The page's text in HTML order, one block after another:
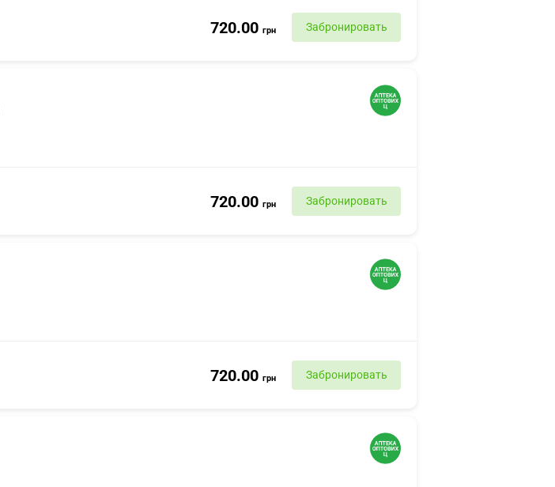
720.00 грн Забронировать
720.00 грн Забронировать
720.00 грн Забронировать